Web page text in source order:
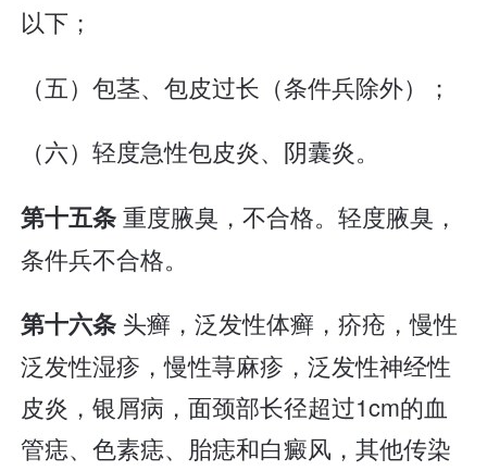
以下；
（五）包茎、包皮过长（条件兵除外）；
（六）轻度急性包皮炎、阴囊炎。
第十五条重度腋臭，不合格。轻度腋臭，
条件兵不合格。
第十六条 头癣，泛发性体癣，疥疮，慢性
泛发性湿疹，慢性荨麻疹，泛发性神经性
皮炎，银屑病，面颈部长径超过1cm的血
管痣、色素痣、胎痣和白癜风，其他传染